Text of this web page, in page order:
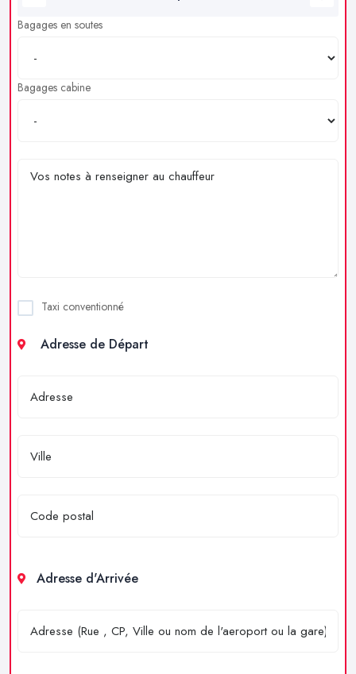
Bagages en soutes
Bagages cabine
Taxi conventionné
Adresse de Départ
Adresse d'Arrivée